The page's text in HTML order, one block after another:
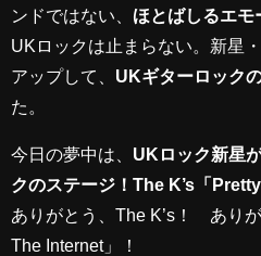
ンドではない、 ほとばしるエモ
UKロックは止まらない。新星
アップして、 UKギターロック
た。
今日の夢中は、 UKロック新星
クのステージ！The K’s「
ありがとう、The K’s！ あり
The Internet」！